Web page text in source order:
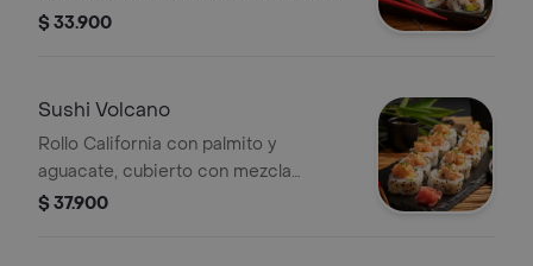
coco, cebolla puerro caramelizada, un
$ 33.900
Sushi Volcano
Rollo California con palmito y
aguacate, cubierto con mezcla
cremosa de cangrejo y camarón,
$ 37.900